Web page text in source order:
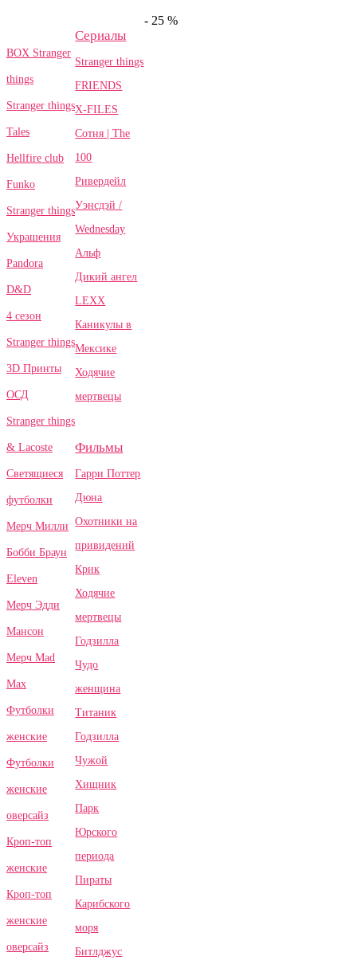
BOX Stranger
things
Stranger things
Tales
Hellfire club
Funko
Stranger things
Украшения
Pandora
D&D
4 сезон
Stranger things
3D Принты
ОСД
Stranger things
& Lacoste
Светящиеся
футболки
Мерч Милли
Бобби Браун
Eleven
Мерч Эдди
Мансон
Мерч Mad
Max
Футболки
женские
Футболки
женские
оверсайз
Кроп-топ
женские
Кроп-топ
женские
оверсайз
Сериалы
Stranger things
FRIENDS
X-FILES
Сотня | The
100
Ривердейл
Уэнсдэй /
Wednesday
Альф
Дикий ангел
LEXX
Каникулы в
Мексике
Ходячие
мертвецы
Фильмы
Гарри Поттер
Дюна
Охотники на
привидений
Крик
Ходячие
мертвецы
Годзилла
Чудо
женщина
Титаник
Годзилла
Чужой
Хищник
Парк
Юрского
периода
Пираты
Карибского
моря
Битлджус
- 25 %